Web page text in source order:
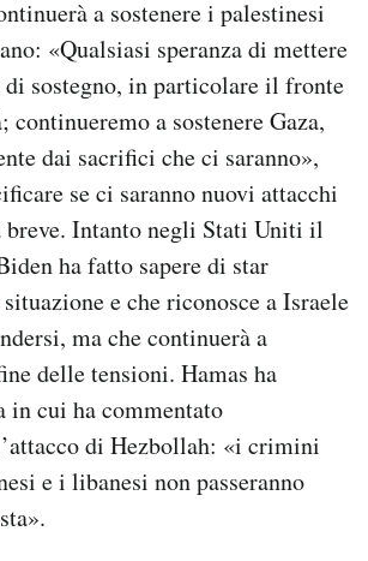
a sostenere i palestinesi
«Qualsiasi speranza di mettere
sostegno, in particolare il fronte
a sostenere Gaza,
dai sacrifici che ci saranno»,
se ci saranno nuovi attacchi
breve. Intanto negli Stati Uniti il
ha fatto sapere di star
e che riconosce a Israele
ma che continuerà a
delle tensioni. Hamas ha
in cui ha commentato
di Hezbollah: «i crimini
e i libanesi non passeranno